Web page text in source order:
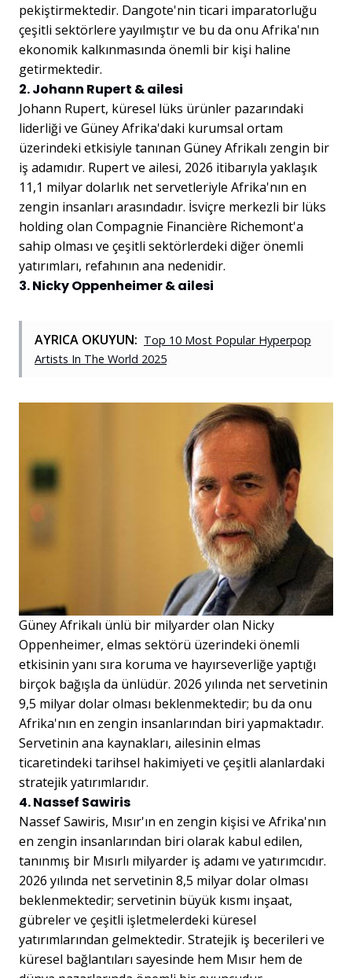
pekiştirmektedir. Dangote'nin ticari imparatorluğu
çeşitli sektörlere yayılmıştır ve bu da onu Afrika'nın
ekonomik kalkınmasında önemli bir kişi haline
getirmektedir.
2. Johann Rupert & ailesi
Johann Rupert, küresel lüks ürünler pazarındaki
liderliği ve Güney Afrika'daki kurumsal ortam
üzerindeki etkisiyle tanınan Güney Afrikalı zengin bir
iş adamıdır. Rupert ve ailesi, 2026 itibarıyla yaklaşık
11,1 milyar dolarlık net servetleriyle Afrika'nın en
zengin insanları arasındadır. İsviçre merkezli bir lüks
holding olan Compagnie Financière Richemont'a
sahip olması ve çeşitli sektörlerdeki diğer önemli
yatırımları, refahının ana nedenidir.
3. Nicky Oppenheimer & ailesi
AYRICA OKUYUN: Top 10 Most Popular Hyperpop
Artists In The World 2025
Güney Afrikalı ünlü bir milyarder olan Nicky
Oppenheimer, elmas sektörü üzerindeki önemli
etkisinin yanı sıra koruma ve hayırseverliğe yaptığı
birçok bağışla da ünlüdür. 2026 yılında net servetinin
9,5 milyar dolar olması beklenmektedir; bu da onu
Afrika'nın en zengin insanlarından biri yapmaktadır.
Servetinin ana kaynakları, ailesinin elmas
ticaretindeki tarihsel hakimiyeti ve çeşitli alanlardaki
stratejik yatırımlarıdır.
4. Nassef Sawiris
Nassef Sawiris, Mısır'ın en zengin kişisi ve Afrika'nın
en zengin insanlarından biri olarak kabul edilen,
tanınmış bir Mısırlı milyarder iş adamı ve yatırımcıdır.
2026 yılında net servetinin 8,5 milyar dolar olması
beklenmektedir; servetinin büyük kısmı inşaat,
gübreler ve çeşitli işletmelerdeki küresel
yatırımlarından gelmektedir. Stratejik iş becerileri ve
küresel bağlantıları sayesinde hem Mısır hem de